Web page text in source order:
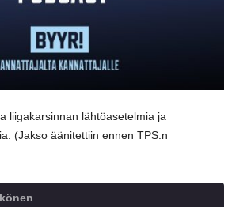
liigakarsinnan lähtöasetelmia ja
(Jakso äänitettiin ennen TPS:n